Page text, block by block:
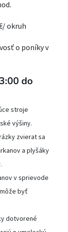
okruh
o poníky v
do
stroje
výšiny.
zvierat sa
a plyšáky
v sprievode
byť
dotvorené